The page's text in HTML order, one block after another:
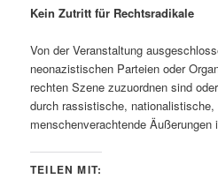
Kein Zutritt für Rechtsradikale
Von der Veranstaltung
neonazistischen Parteien oder
rechten Szene zuzuordnen sind
durch rassistische,
menschenverachtende
TEILEN MIT: